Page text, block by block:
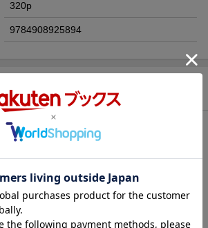
320p
9784908925894
より）
、インターネット革命、金融革命。すべて
り元気をなくした日本。しかし、日本が再
界のトップランナーに返り咲く道はある。
関連する問題の解決、循環型社会の構築な
諸問題をブロックチェーンなどの新技術を